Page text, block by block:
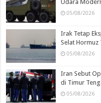
Udara
05/08/2026
Irak Tetap
Selat Hormuz
05/08/2026
Iran Sebut
di Timur
05/08/2026